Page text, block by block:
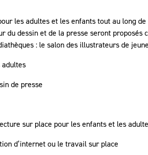
les adultes et les enfants tout au long
du dessin et de la presse seront
: le salon des illustrateurs de
adultes
de presse
sur place pour les enfants et les
d’internet ou le travail sur place